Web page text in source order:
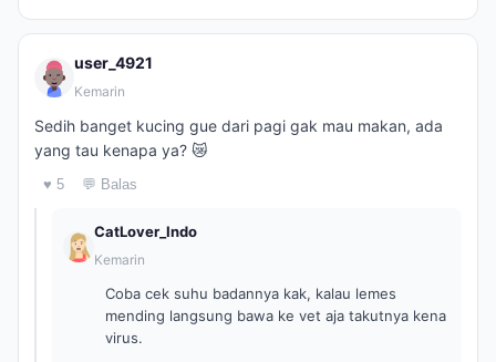
user_4921
Kemarin
Sedih banget kucing gue dari pagi gak mau makan, ada
yang tau kenapa ya? 😿
♥ 5 💬 Balas
CatLover_Indo
Kemarin
Coba cek suhu badannya kak, kalau lemes
mending langsung bawa ke vet aja takutnya kena
virus.